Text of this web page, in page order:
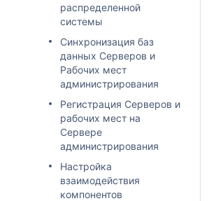
распределенной
системы
Синхронизация баз
данных Серверов и
Рабочих мест
администрирования
Регистрация Серверов и
рабочих мест на
Сервере
администрирования
Настройка
взаимодействия
компонентов